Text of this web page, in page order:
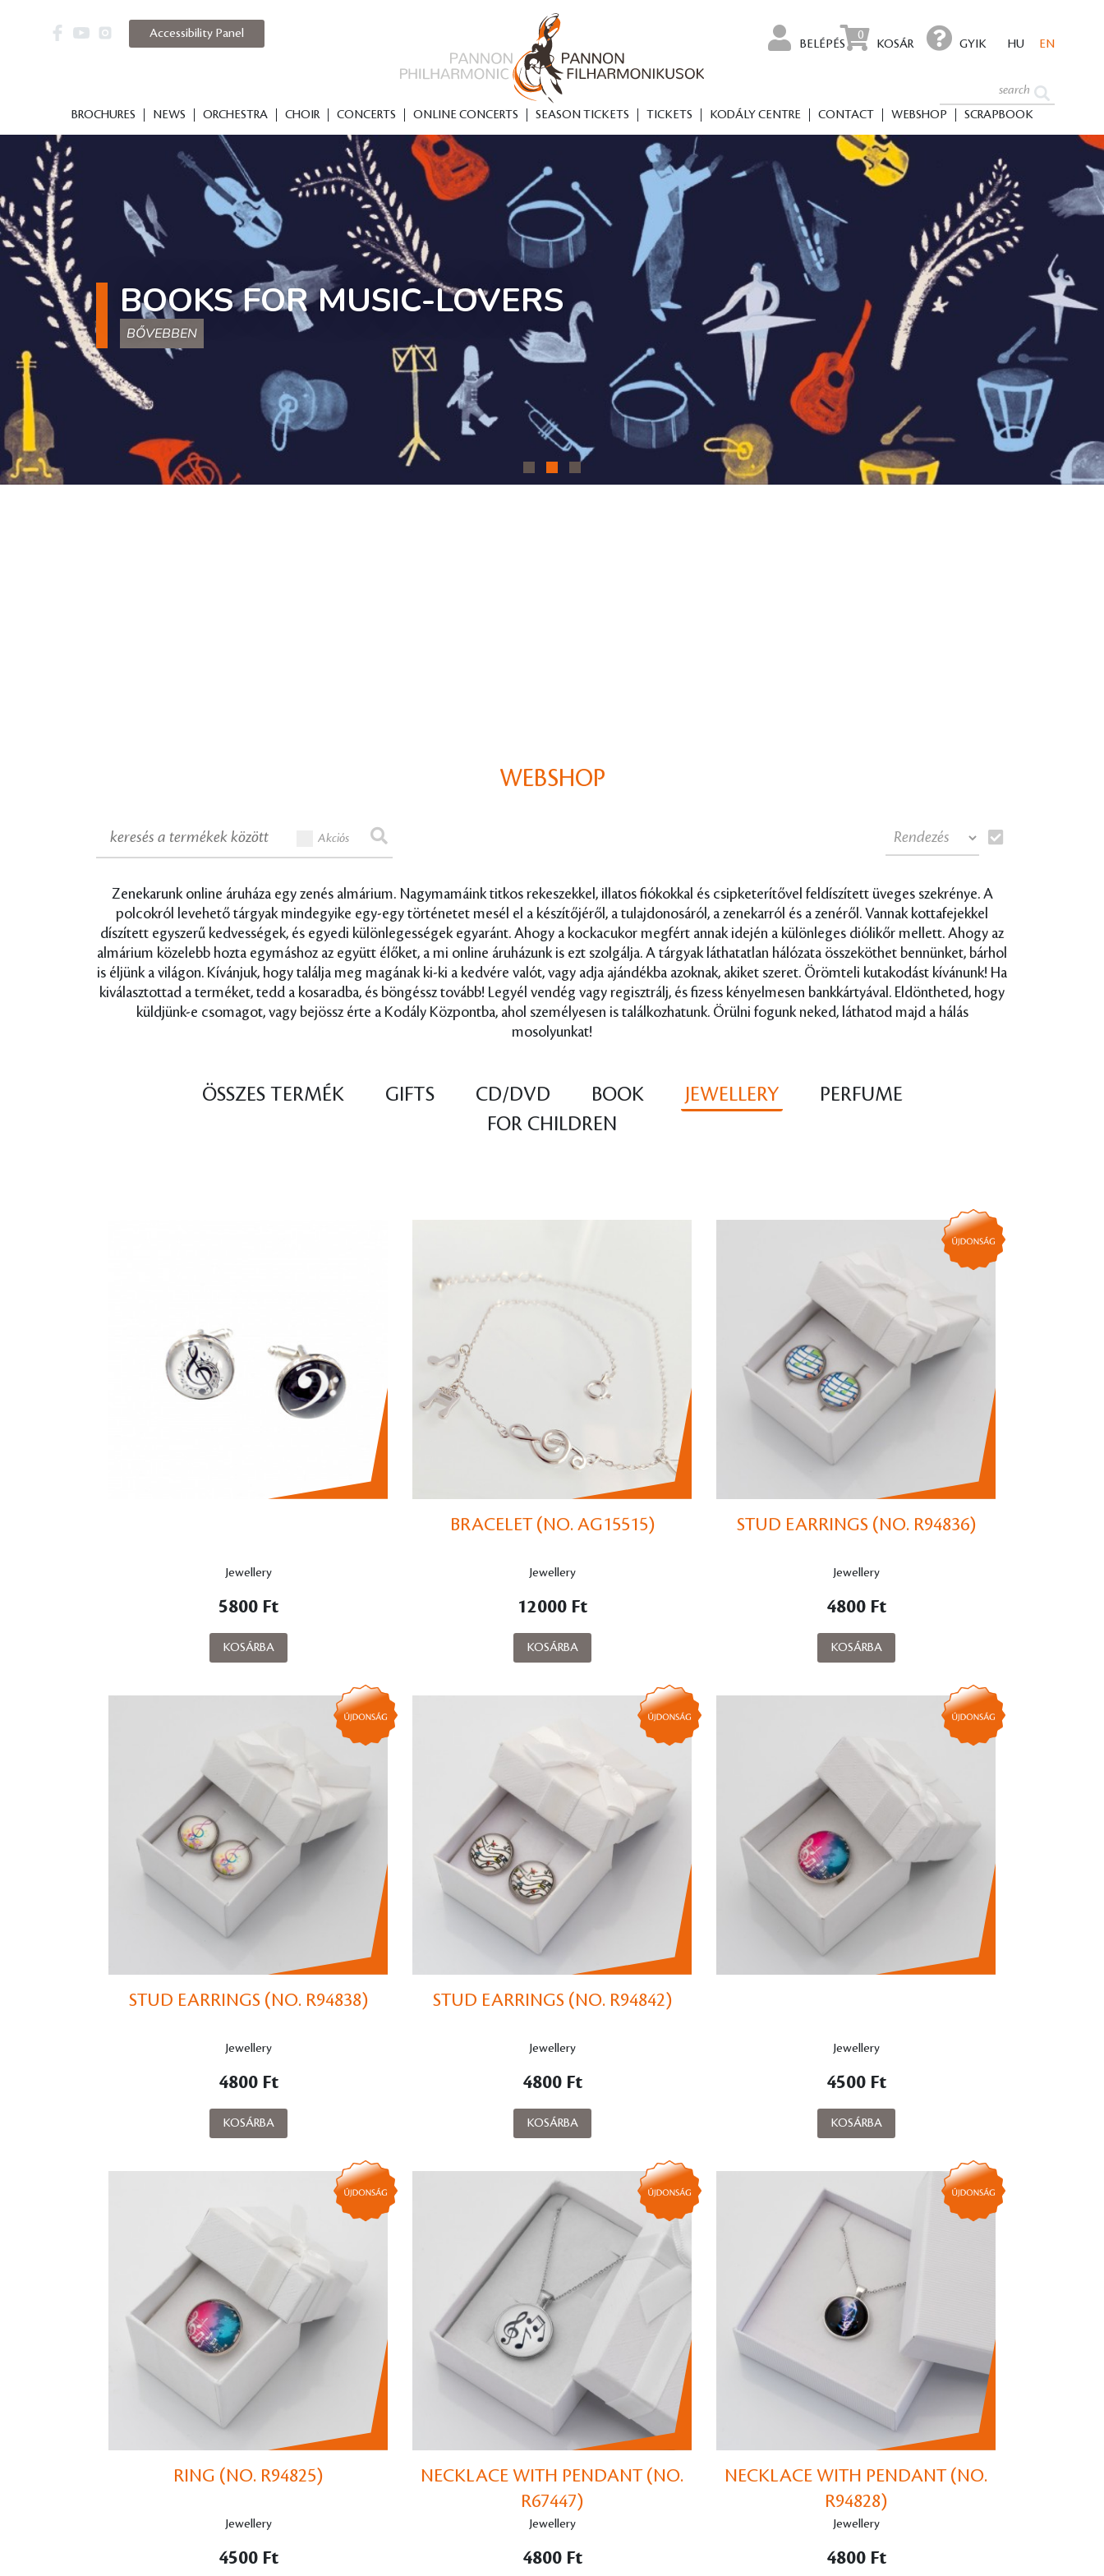
BROCHURES NEWS ORCHESTRA CHOIR CONCERTS ONLINE CONCERTS SEASON TICKETS TICKETS KODÁLY CENTRE CONTACT WEBSHOP SCRAPBOOK
BELÉPÉS
0
KOSÁR GYIK HU EN
Accessibility Panel
BOOKS FOR MUSIC-LOVERS
BŐVEBBEN
WEBSHOP
Akciós
Zenekarunk online áruháza egy zenés almárium. Nagymamáink titkos rekeszekkel, illatos fiókokkal és csipketerítővel feldíszített üveges szekrénye. A
polcokról levehető tárgyak mindegyike egy-egy történetet mesél el a készítőjéről, a tulajdonosáról, a zenekarról és a zenéről. Vannak kottafejekkel
díszített egyszerű kedvességek, és egyedi különlegességek egyaránt. Ahogy a kockacukor megfért annak idején a különleges diólikőr mellett. Ahogy az
almárium közelebb hozta egymáshoz az együtt élőket, a mi online áruházunk is ezt szolgálja. A tárgyak láthatatlan hálózata összeköthet bennünket, bárhol
is éljünk a világon. Kívánjuk, hogy találja meg magának ki-ki a kedvére valót, vagy adja ajándékba azoknak, akiket szeret. Örömteli kutakodást kívánunk! Ha
kiválasztottad a terméket, tedd a kosaradba, és böngéssz tovább! Legyél vendég vagy regisztrálj, és fizess kényelmesen bankkártyával. Eldöntheted, hogy
küldjünk-e csomagot, vagy bejössz érte a Kodály Központba, ahol személyesen is találkozhatunk. Örülni fogunk neked, láthatod majd a hálás
mosolyunkat!
ÖSSZES TERMÉK GIFTS CD/DVD BOOK JEWELLERY
PERFUME
FOR CHILDREN
Jewellery
5800 Ft
KOSÁRBA
BRACELET (NO. AG15515)
Jewellery
12000 Ft
KOSÁRBA
STUD EARRINGS (NO. R94836)
Jewellery
4800 Ft
KOSÁRBA
STUD EARRINGS (NO. R94838)
Jewellery
4800 Ft
KOSÁRBA
STUD EARRINGS (NO. R94842)
Jewellery
4800 Ft
KOSÁRBA
Jewellery
4500 Ft
KOSÁRBA
RING (NO. R94825)
Jewellery
4500 Ft
NECKLACE WITH PENDANT (NO.
R67447)
Jewellery
4800 Ft
NECKLACE WITH PENDANT (NO.
R94828)
Jewellery
4800 Ft